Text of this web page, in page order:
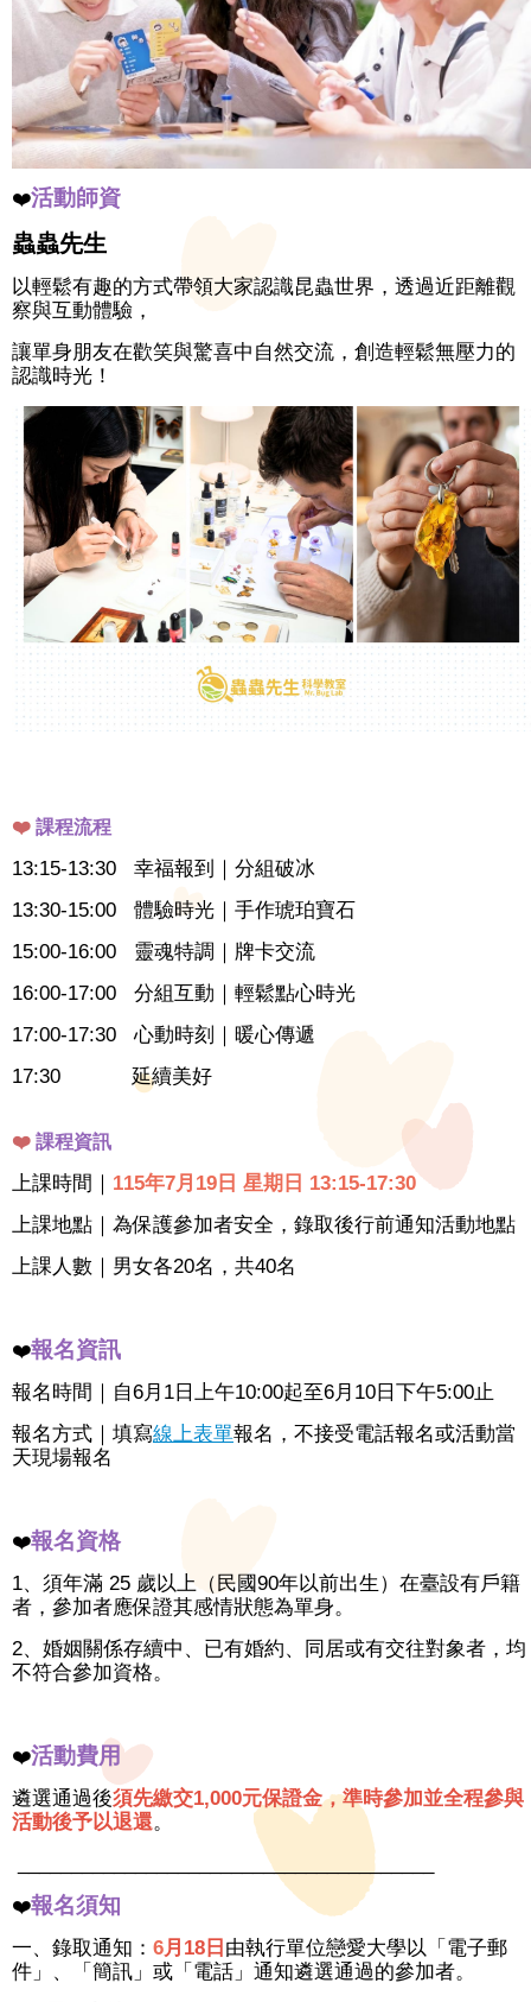
❤️活動師資
蟲蟲先生
以輕鬆有趣的方式帶領大家認識昆蟲世界，透過近距離觀
察與互動體驗，
讓單身朋友在歡笑與驚喜中自然交流，創造輕鬆無壓力的
認識時光！
❤️ 課程流程
13:15-13:30 幸福報到｜分組破冰
13:30-15:00 體驗時光｜手作琥珀寶石
15:00-16:00 靈魂特調｜牌卡交流
16:00-17:00 分組互動｜輕鬆點心時光
17:00-17:30 心動時刻｜暖心傳遞
17:30 延續美好
❤️ 課程資訊
上課時間｜ 115年7月19日 星期日 13:15-17:30
上課地點｜為保護參加者安全，錄取後行前通知活動地點
上課人數｜男女各20名，共40名
❤️報名資訊
報名時間｜自6月1日上午10:00起至6月10日下午5:00止
報名方式｜填寫線上表單報名，不接受電話報名或活動當
天現場報名
❤️報名資格
1、須年滿 25 歲以上（民國90年以前出生）在臺設有戶籍
者，參加者應保證其感情狀態為單身。
2、婚姻關係存續中、已有婚約、同居或有交往對象者，均
不符合參加資格。
❤️活動費用
遴選通過後須先繳交1,000元保證金，準時參加並全程參與
活動後予以退還。
_______________________________________
❤️報名須知
一、錄取通知： 6月18日 由執行單位戀愛大學以「電子郵
件」、「簡訊」或「電話」通知遴選通過的參加者。